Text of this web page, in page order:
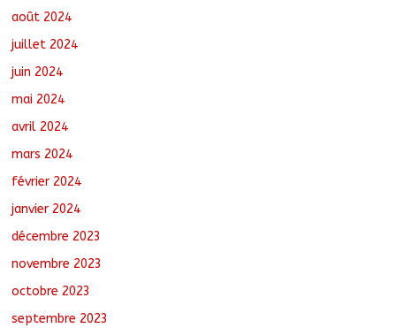
août 2024
juillet 2024
juin 2024
mai 2024
avril 2024
mars 2024
février 2024
janvier 2024
décembre 2023
novembre 2023
octobre 2023
septembre 2023